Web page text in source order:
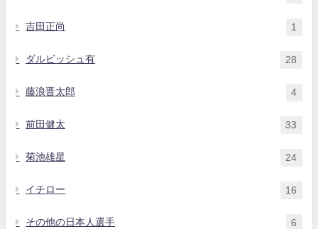
吉田正尚 1
ダルビッシュ有 28
藤浪晋太郎 4
前田健太 33
菊池雄星 24
イチロー 16
その他の日本人選手 6